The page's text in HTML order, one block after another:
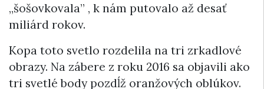
„šošovkovala” , k nám putovalo až desať
miliárd rokov.
Kopa toto svetlo rozdelila na tri zrkadlové
obrazy. Na zábere z roku 2016 sa objavili ako
tri svetlé body pozdĺž oranžových oblúkov.